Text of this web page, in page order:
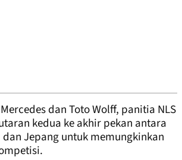
dan Toto Wolff, panitia NLS
kedua ke akhir pekan antara
dan Jepang untuk memungkinkan